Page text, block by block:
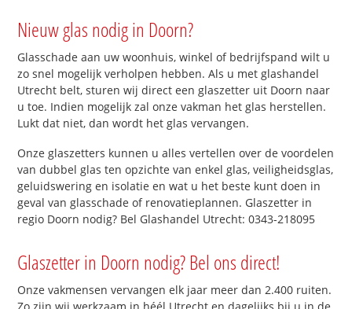
Nieuw glas nodig in Doorn?
Glasschade aan uw woonhuis, winkel of bedrijfspand wilt u
zo snel mogelijk verholpen hebben. Als u met glashandel
Utrecht belt, sturen wij direct een glaszetter uit Doorn naar
u toe. Indien mogelijk zal onze vakman het glas herstellen.
Lukt dat niet, dan wordt het glas vervangen.
Onze glaszetters kunnen u alles vertellen over de voordelen
van dubbel glas ten opzichte van enkel glas, veiligheidsglas,
geluidswering en isolatie en wat u het beste kunt doen in
geval van glasschade of renovatieplannen. Glaszetter in
regio Doorn nodig? Bel Glashandel Utrecht: 0343-218095
Glaszetter in Doorn nodig? Bel ons direct!
Onze vakmensen vervangen elk jaar meer dan 2.400 ruiten.
Zo zijn wij werkzaam in héél Utrecht en dagelijks bij u in de